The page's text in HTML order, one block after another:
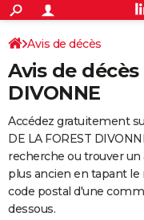
ACTUALITÉS
Politique
Société
Faits Divers
Education
Monde
Villes
+
SPORT
Coupe du monde 2026
Football
Tennis
Cyclisme
Rugby
Forum
FINANCE
Retraite
Impôts
Epargne
Immobilier
Risques naturels par ville
Banque
Assurance
Crédit
Essais
Réserver un essai
Citadines
Berlines
SUV
Forum auto
+
HIGH-TECH
Mobiles
Meilleur smartphone
Internet
Ordinateurs
Jeux vidéo
Guide high-tech
+
BRICOLAGE
Avis de décès
Avis de décès
DIVONNE
Accédez gratuitement
DE LA FOREST
recherche ou trouver un
plus ancien en tapant
code postal d'une
dessous.